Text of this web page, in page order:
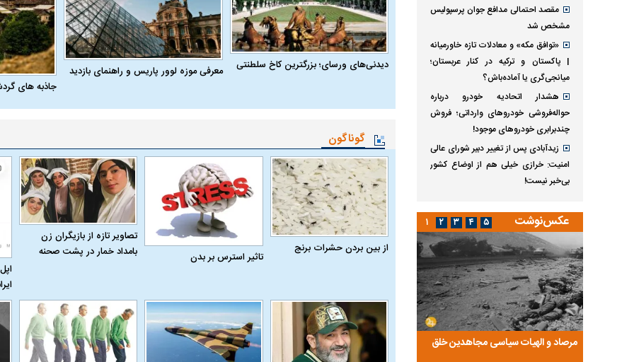
دیدنی‌های ورسای؛ بزرگترین کاخ سلطنتی
معرفی موزه لوور پاریس و راهنمای بازدید
جاذبه های
گوناگون
از بین بردن حشرات برنج
تاثیر استرس بر بدن
تصاویر تازه از بازیگران زن
بامداد خمار در پشت صحنه
مقصد احتمالی مدافع جوان پرسپولیس
مشخص شد
«توافق مکه» و معادلات تازه خاورمیانه
| پاکستان و ترکیه در کنار عربستان؛
میانجی‌گری یا آماده‌باش؟
هشدار اتحادیه خودرو درباره
حواله‌فروشی خودروهای وارداتی‌؛ فروش
چندبرابری خودروهای موجود!
زیدآبادی پس از تغییر دبیر شورای عالی
امنیت: خرازی خیلی هم از اوضاع کشور
بی‌خبر نیست!
عکس‌نوشت
مرصاد و الهیات سیاسی مجاهدین خلق
آخرین پرده از حیات سیاسی یک سلسله |
ریشه‌های عزاداری ماه محرم در فرهنگ
عزاداری ماه
۱ ۲ ۳ ۴ ۵